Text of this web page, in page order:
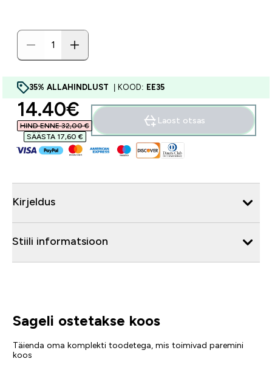
35% ALLAHINDLUST | KOOD: EE35
discounted price
14.40€‎
HIND ENNE 32,00 €‎
SÄÄSTA 17,60 €‎
Laost otsas
Kirjeldus
Stiili informatsioon
Sageli ostetakse koos
Täienda oma komplekti toodetega, mis toimivad paremini
koos